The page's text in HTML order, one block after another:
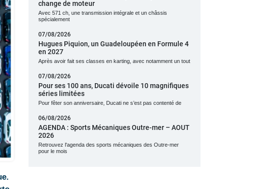
change de moteur
Avec 571 ch, une transmission intégrale et un châssis
spécialement
07/08/2026
Hugues Piquion, un Guadeloupéen en Formule 4
en 2027
Après avoir fait ses classes en karting, avec notamment un tout
07/08/2026
Pour ses 100 ans, Ducati dévoile 10 magnifiques
séries limitées
Pour fêter son anniversaire, Ducati ne s’est pas contenté de
06/08/2026
AGENDA : Sports Mécaniques Outre-mer – AOUT
2026
Retrouvez l'agenda des sports mécaniques des Outre-mer
pour le mois